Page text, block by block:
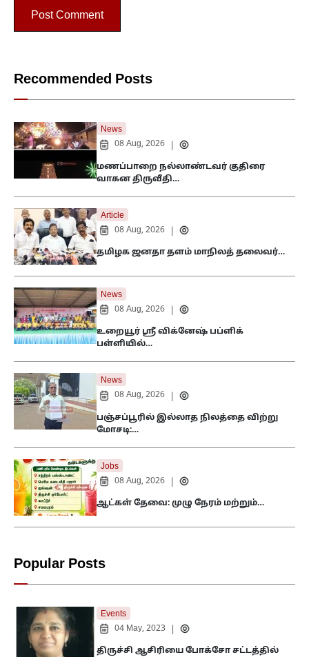
Recommended Posts
News
08 Aug, 2026
மணப்பாறை நல்லாண்டவர் குதிரை
வாகன திருவீதி…
Article
08 Aug, 2026
தமிழக ஜனதா தளம் மாநிலத் தலைவர்…
News
08 Aug, 2026
உறையூர் ஸ்ரீ விக்னேஷ் பப்ளிக்
பள்ளியில்…
News
08 Aug, 2026
பஞ்சப்பூரில் இல்லாத நிலத்தை விற்று
மோசடி:…
Jobs
08 Aug, 2026
ஆட்கள் தேவை: முழு நேரம் மற்றும்…
Popular Posts
Events
04 May, 2023
திருச்சி ஆசிரியை போக்சோ சட்டத்தில்